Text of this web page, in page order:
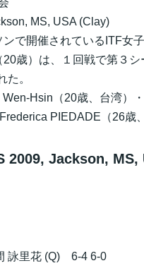
MS, USA (Clay)
で開催されているITF女
20歳）は、１回戦で第３
た。
Hsin（20歳、台湾）・
PIEDADE（26歳
2009, Jackson, MS,
詠里花 (Q) 6-4 6-0